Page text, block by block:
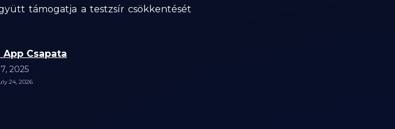
támogatja a testzsír csökkentését
App Csapata
2025
24, 2026